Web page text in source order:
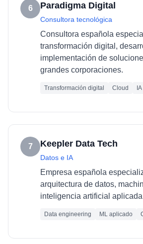
6 Paradigma Digital
Consultora tecnológica
Consultora española
transformación digital,
implementación de
grandes corporaciones.
Transformación digital Cloud
7 Keepler Data Tech
Datos e IA
Empresa española
arquitectura de datos,
inteligencia artificial
Data engineering ML aplicado